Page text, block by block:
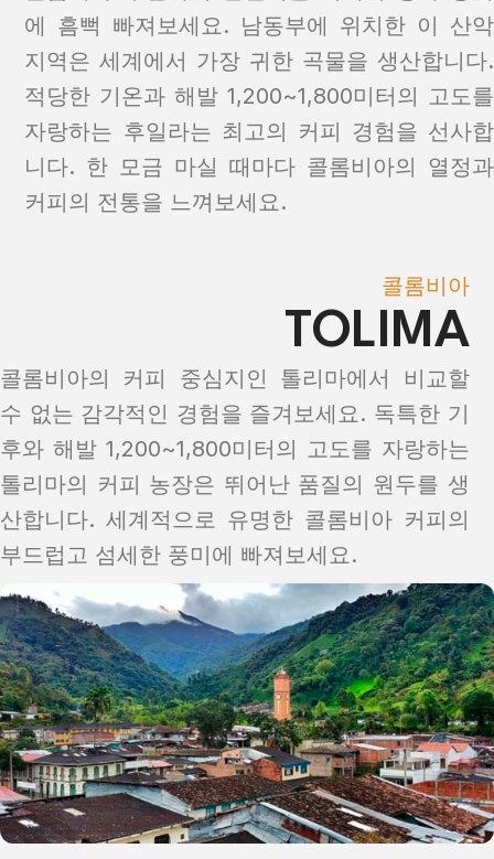
에 흠뻑 빠져보세요. 남동부에 위치한 이 산악
지역은 세계에서 가장 귀한 곡물을 생산합니다.
적당한 기온과 해발 1,200~1,800미터의 고도를
자랑하는 후일라는 최고의 커피 경험을 선사합
니다. 한 모금 마실 때마다 콜롬비아의 열정과
커피의 전통을 느껴보세요.
콜롬비아
TOLIMA
콜롬비아의 커피 중심지인 톨리마에서 비교할
수 없는 감각적인 경험을 즐겨보세요. 독특한 기
후와 해발 1,200~1,800미터의 고도를 자랑하는
톨리마의 커피 농장은 뛰어난 품질의 원두를 생
산합니다. 세계적으로 유명한 콜롬비아 커피의
부드럽고 섬세한 풍미에 빠져보세요.